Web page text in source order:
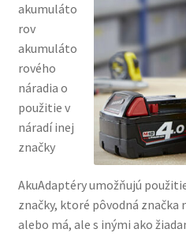
akumuláto
rov
akumuláto
rového
náradia o
použitie v
náradí inej
značky
AkuAdaptéry umožňujú
značky, ktoré pôvodná
alebo má, ale s inými ako